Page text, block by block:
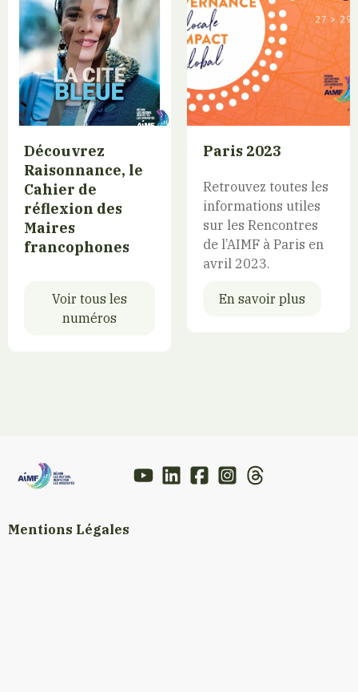
Découvrez
Raisonnance, le
Cahier de
réflexion des
Maires
francophones
Voir tous les
numéros
Paris 2023
Retrouvez toutes les
informations utiles
sur les Rencontres
de l’AIMF à Paris en
avril 2023.
En savoir plus
Mentions Légales